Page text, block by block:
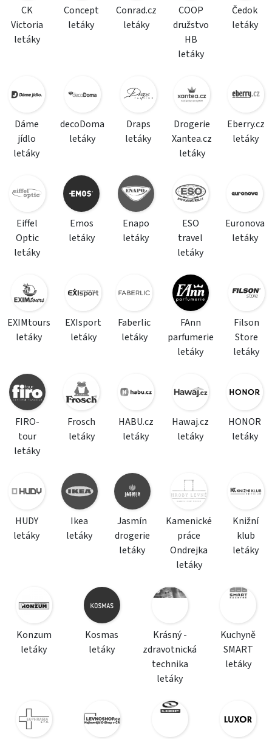
CK
Victoria
letáky
Concept
letáky
Conrad.cz
letáky
COOP
družstvo
HB
letáky
Čedok
letáky
Dáme
jídlo
letáky
decoDoma
letáky
Draps
letáky
Drogerie
Xantea.cz
letáky
Eberry.cz
letáky
Eiffel
Optic
letáky
Emos
letáky
Enapo
letáky
ESO
travel
letáky
Euronova
letáky
EXIMtours
letáky
EXIsport
letáky
Faberlic
letáky
FAnn
parfumerie
letáky
Filson
Store
letáky
FIRO-
tour
letáky
Frosch
letáky
HABU.cz
letáky
Hawaj.cz
letáky
HONOR
letáky
HUDY
letáky
Ikea
letáky
Jasmín
drogerie
letáky
Kamenické
práce
Ondrejka
letáky
Knižní
klub
letáky
Konzum
letáky
Kosmas
letáky
Krásný -
zdravotnická
technika
letáky
Kuchyně
SMART
letáky